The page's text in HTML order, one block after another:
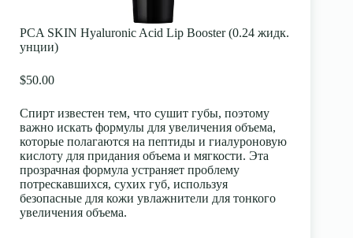
PCA SKIN Hyaluronic Acid Lip Booster (0.24 жидк.
унции)
$50.00
Спирт известен тем, что сушит губы, поэтому
важно искать формулы для увеличения объема,
которые полагаются на пептиды и гиалуроновую
кислоту для придания объема и мягкости. Эта
прозрачная формула устраняет проблему
потрескавшихся, сухих губ, используя
безопасные для кожи увлажнители для тонкого
увеличения объема.